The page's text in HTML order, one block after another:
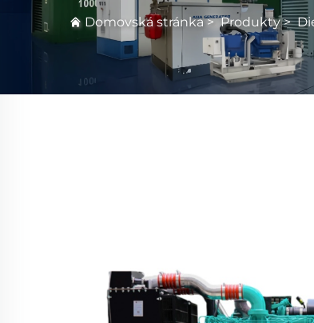
Domovská stránka>Produkty>